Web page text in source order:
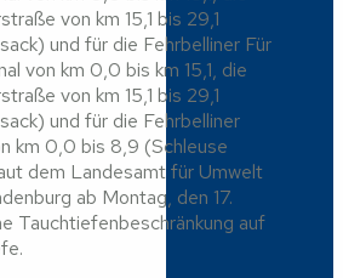
von km 15,1 bis 29,1
und für die Fehrbelliner Für
von km 0,0 bis km 15,1, die
von km 15,1 bis 29,1
und für die Fehrbelliner
km 0,0 bis 8,9 (Schleuse
dem Landesamt für Umwelt
ab Montag, den 17.
Tauchtiefenbeschränkung auf